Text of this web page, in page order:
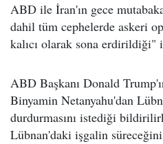
ABD ile İran'ın gece
dahil tüm cephelerde askeri
kalıcı olarak sona erdirildiği"
ABD Başkanı Donald
Binyamin Netanyahu'dan
durdurmasını istediği
Lübnan'daki işgalin